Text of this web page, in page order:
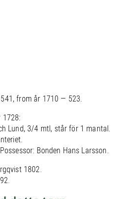
from år 1710 — 523.
1728:
Lund, 3/4 mtl, står för 1 mantal.
Bonden Hans Larsson.
1802.